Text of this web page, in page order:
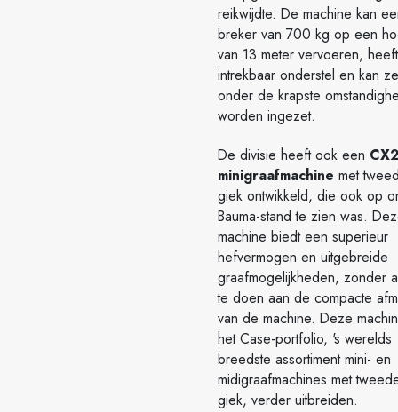
reikwijdte. De machine kan
breker van 700 kg op een
van 13 meter vervoeren,
intrekbaar onderstel en kan
onder de krapste
worden ingezet.
De divisie heeft ook een
minigraafmachine met
giek ontwikkeld, die ook op
Bauma-stand te zien was.
machine biedt een superieur
hefvermogen en uitgebreide
graafmogelijkheden, zonder
te doen aan de compacte
van de machine. Deze
het Case-portfolio, 's werelds
breedste assortiment mini- en
midigraafmachines met
giek, verder uitbreiden.